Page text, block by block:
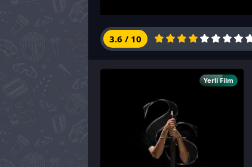
3.6 / 10
Yerli Film